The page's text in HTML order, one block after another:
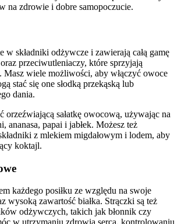
na zdrowie i dobre samopoczucie.
w składniki odżywcze i zawierają całą gamę
przeciwutleniaczy, które sprzyjają
wiele możliwości, aby włączyć owoce
stać się one słodką przekąską lub
dania.
orzeźwiającą sałatkę owocową, używając na
ananasa, papai i jabłek. Możesz też
z mlekiem migdałowym i lodem, aby
koktajl.
każdego posiłku ze względu na swoje
wysoką zawartość białka. Strączki są też
odżywczych, takich jak błonnik czy